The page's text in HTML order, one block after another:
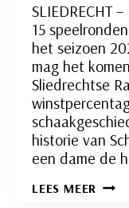
SLIEDRECHT
15
het seizoen
mag het
Sliedrechtse
historie van
een dame de
LEES MEER DANA